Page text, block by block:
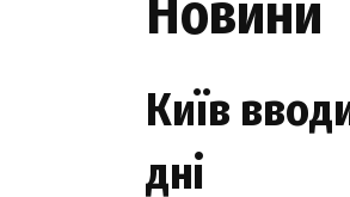
Новини
Київ
дні